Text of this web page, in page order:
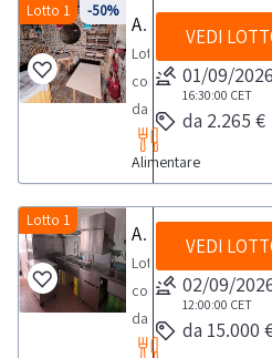
bar
di
albergo.La
vendita
da:-
n.
21
sedie
similpelle
colore
-50%
Lotto 1
Attrezzature ed arredo per ristorazione
Lotto
composto
da
attrezzature
ed
ristorazione.
Consulta
il
documento
Alimentare
VEDI
01/09/2026
16:30:00 CET
da 2.265 €
Lotto 1
Attrezzature per ristorazione e arredi e subingresso voltura di titoli amministrativi di posizioni connesse all'attività
Lotto
composto
da:-
varie
VEDI
02/09/
12:00:00 CET
da 15.000